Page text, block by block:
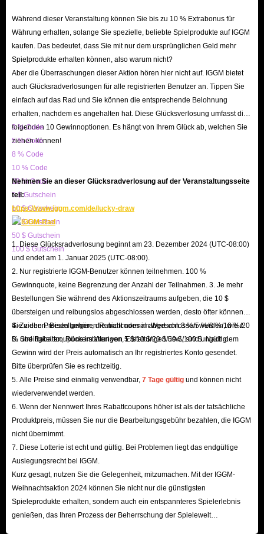
Während dieser Veranstaltung können Sie bis zu 10 % Extrabonus für
Währung erhalten, solange Sie spezielle, beliebte Spielprodukte auf IGGM
kaufen. Das bedeutet, dass Sie mit nur dem ursprünglichen Geld mehr
Spielprodukte erhalten können, also warum nicht?
Aber die Überraschungen dieser Aktion hören hier nicht auf. IGGM bietet
auch Glücksradverlosungen für alle registrierten Benutzer an. Tippen Sie
einfach auf das Rad und Sie können die entsprechende Belohnung
erhalten, nachdem es angehalten hat. Diese Glücksverlosung umfasst die
folgenden 10 Gewinnoptionen. Es hängt von Ihrem Glück ab, welchen Sie
ziehen können!
3 % Code
5 % Code
8 % Code
10 % Code
20 % Code
5 $ Gutschein
10 $ Gutschein
20 $ Gutschein
50 $ Gutschein
100 $ Gutschein
Nehmen Sie an dieser Glücksradverlosung auf der Veranstaltungsseite
teil:
https://www.iggm.com/de/lucky-draw
1. Diese Glücksradverlosung beginnt am 23. Dezember 2024 (UTC-08:00)
und endet am 1. Januar 2025 (UTC-08:00).
2. Nur registrierte IGGM-Benutzer können teilnehmen. 100 %
Gewinnquote, keine Begrenzung der Anzahl der Teilnahmen. 3. Je mehr
Bestellungen Sie während des Aktionszeitraums aufgeben, die 10 $
übersteigen und reibungslos abgeschlossen werden, desto öfter können
Sie ziehen. Bestellungen, die nicht normal abgeschlossen werden, wie z.
B. Streitigkeiten, Rückerstattungen, Erstattungen usw., sind ungültig.
4. Zu den Preisen gehören Rabattcodes im Wert von 3 %/5 %/8 %/10 %/20
% und Rabattcoupons im Wert von 5 $/10 $/20 $/50 $/100 $. Nach dem
Gewinn wird der Preis automatisch an Ihr registriertes Konto gesendet.
Bitte überprüfen Sie es rechtzeitig.
5. Alle Preise sind einmalig verwendbar, 7 Tage gültig und können nicht
wiederverwendet werden.
6. Wenn der Nennwert Ihres Rabattcoupons höher ist als der tatsächliche
Produktpreis, müssen Sie nur die Bearbeitungsgebühr bezahlen, die IGGM
nicht übernimmt.
7. Diese Lotterie ist echt und gültig. Bei Problemen liegt das endgültige
Auslegungsrecht bei IGGM.
Kurz gesagt, nutzen Sie die Gelegenheit, mitzumachen. Mit der IGGM-
Weihnachtsaktion 2024 können Sie nicht nur die günstigsten
Spieleprodukte erhalten, sondern auch ein entspannteres Spielerlebnis
genießen, das Ihren Prozess der Beherrschung der Spielewelt